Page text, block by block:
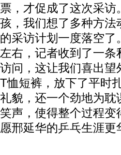
票，才促成了这次采
孩，我们想了多种方
的采访计划一度落空
左右，记者收到了一
访问，这让我们喜出
T恤短裤，放下了平时
礼貌，还一个劲地为
笑声，使得整个过程变
愿邢延华的乒乓生涯更